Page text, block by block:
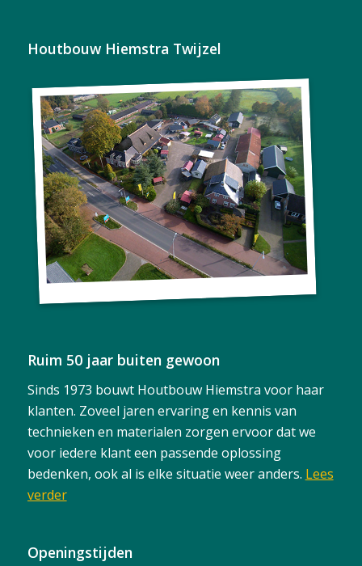
Houtbouw Hiemstra Twijzel
Ruim 50 jaar buiten gewoon
Sinds 1973 bouwt Houtbouw Hiemstra voor haar
klanten. Zoveel jaren ervaring en kennis van
technieken en materialen zorgen ervoor dat we
voor iedere klant een passende oplossing
bedenken, ook al is elke situatie weer anders. Lees
verder
Openingstijden